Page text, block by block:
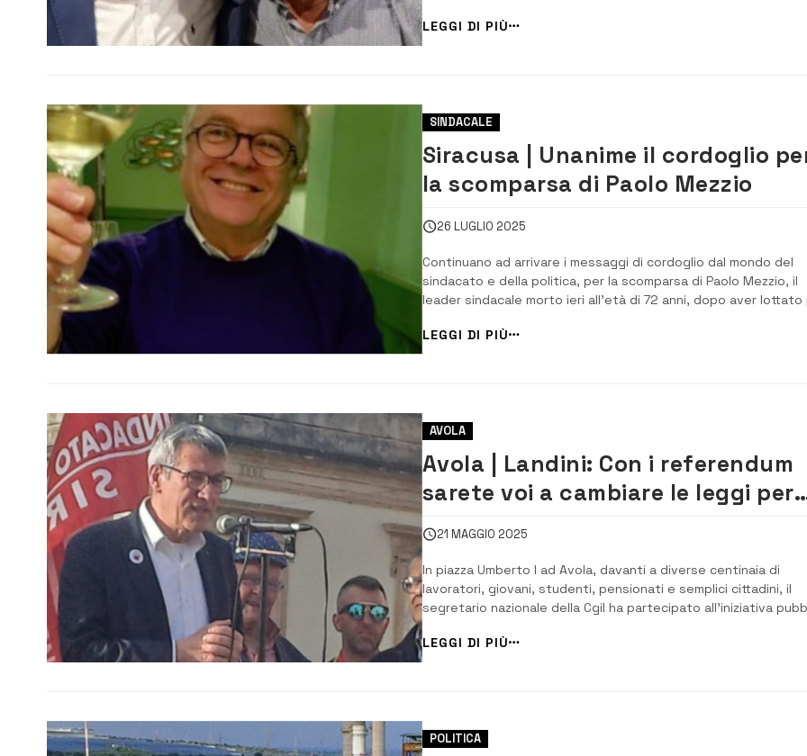
laureato in Scienze geologiche, Franco Nardi può vantare una
lunga militanza nel sindacato di...
LEGGI DI PIÙ
SINDACALE
Siracusa | Unanime il cordoglio
la scomparsa di Paolo Mezzio
26 LUGLIO 2025
Continuano ad arrivare i messaggi di cordoglio dal mondo del
sindacato e della politica, per la scomparsa di Paolo Mezzio, il
leader sindacale morto ieri all’età di 72 anni, dopo aver lottato
Auteri, di Sortino come Mezzio, lo ricorda come “uomo raffinato
intelligente...
LEGGI DI PIÙ
AVOLA
Avola | Landini: Con i referendum
sarete voi a cambiare le leggi per
aumentare i diritti delle persone
21 MAGGIO 2025
In piazza Umberto I ad Avola, davanti a diverse centinaia di
lavoratori, giovani, studenti, pensionati e semplici cittadini, il
segretario nazionale della Cgil ha partecipato all’iniziativa
promossa dalla Federazione di Siracusa per celebrare il 55°
anniversario dello Statuto dei Lavoratori. È stato un evento dal
forte sapore simbolic...
LEGGI DI PIÙ
POLITICA